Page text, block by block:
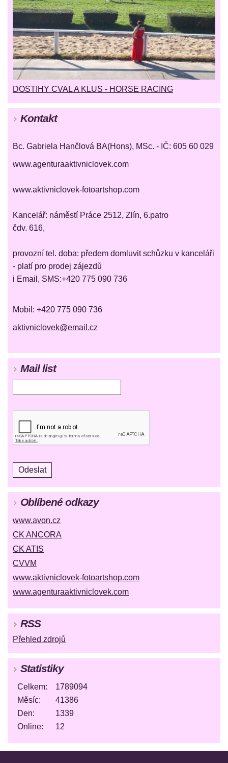
DOSTIHY CVAL A KLUS - HORSE RACING
Kontakt
Bc. Gabriela Hančlová BA(Hons), MSc. - IČ: 605 60 029
www.agenturaaktivniclovek.com
www.aktivniclovek-fotoartshop.com
Kancelář: náměstí Práce 2512, Zlín, 6.patro
čdv. 616,
provozní tel. doba: předem domluvit schůzku v kanceláři
- platí pro prodej zájezdů
i Email, SMS:+420 775 090 736
Mobil: +420 775 090 736
aktivniclovek@email.cz
Mail list
Oblíbené odkazy
www.avon.cz
CK ANCORA
CK ATIS
CVVM
www.aktivniclovek-fotoartshop.com
www.agenturaaktivniclovek.com
RSS
Přehled zdrojů
Statistiky
Online: 12
Celkem:
1789094
Měsíc:
41386
Den:
1339